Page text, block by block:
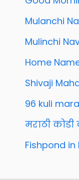
Mulanchi
Mulinchi
Home
Shivaji
96 kuli
मराठी कोडी
Fishpond